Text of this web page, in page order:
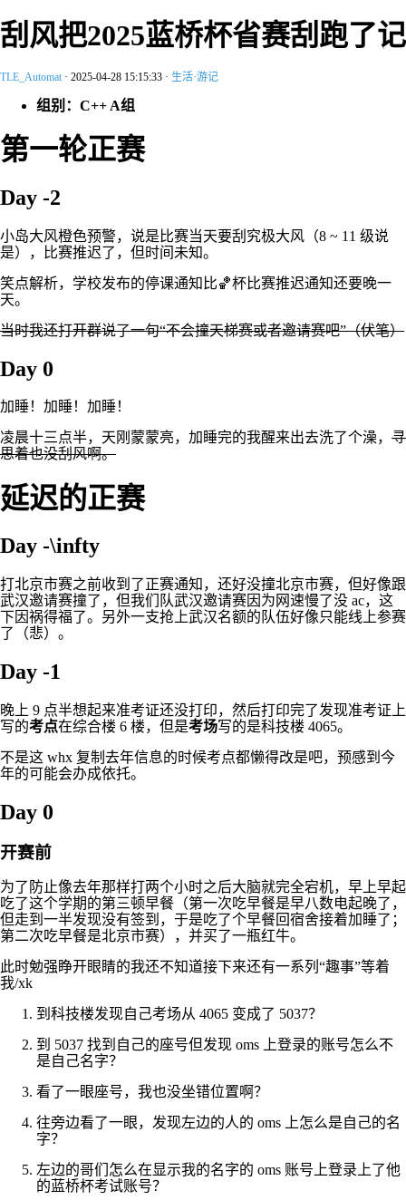
刮风把2025蓝桥杯省赛刮跑了记
TLE_Automat · 2025-04-28 15:15:33 · 生活·游记
组别：C++ A组
第一轮正赛
Day -2
小岛大风橙色预警，说是比赛当天要刮究极大风（8 ~ 11 级说
是），比赛推迟了，但时间未知。
笑点解析，学校发布的停课通知比🏀杯比赛推迟通知还要晚一
天。
当时我还打开群说了一句“不会撞天梯赛或者邀请赛吧”（伏笔）
Day 0
加睡！加睡！加睡！
凌晨十三点半，天刚蒙蒙亮，加睡完的我醒来出去洗了个澡， 寻
思着也没刮风啊。
延迟的正赛
Day -\infty
打北京市赛之前收到了正赛通知，还好没撞北京市赛，但好像跟
武汉邀请赛撞了，但我们队武汉邀请赛因为网速慢了没 ac，这
下因祸得福了。另外一支抢上武汉名额的队伍好像只能线上参赛
了（悲）。
Day -1
晚上 9 点半想起来准考证还没打印，然后打印完了发现准考证上
写的考点在综合楼 6 楼，但是考场写的是科技楼 4065。
不是这 whx 复制去年信息的时候考点都懒得改是吧，预感到今
年的可能会办成依托。
Day 0
开赛前
为了防止像去年那样打两个小时之后大脑就完全宕机，早上早起
吃了这个学期的第三顿早餐（第一次吃早餐是早八数电起晚了，
但走到一半发现没有签到，于是吃了个早餐回宿舍接着加睡了；
第二次吃早餐是北京市赛），并买了一瓶红牛。
此时勉强睁开眼睛的我还不知道接下来还有一系列“趣事”等着
我/xk
到科技楼发现自己考场从 4065 变成了 5037？
到 5037 找到自己的座号但发现 oms 上登录的账号怎么不
是自己名字？
看了一眼座号，我也没坐错位置啊？
往旁边看了一眼，发现左边的人的 oms 上怎么是自己的名
字？
左边的哥们怎么在显示我的名字的 oms 账号上登录上了他
的蓝桥杯考试账号？